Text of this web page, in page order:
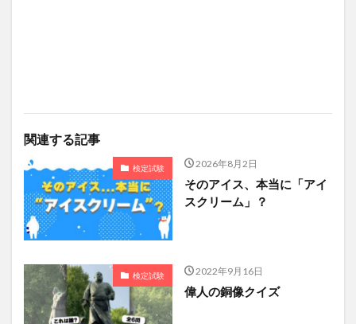
関連する記事
検定試験 2026年8月2日
そのアイス、本当に「アイ
スクリーム」？
検定試験 2022年9月16日
偉人の銅像クイズ